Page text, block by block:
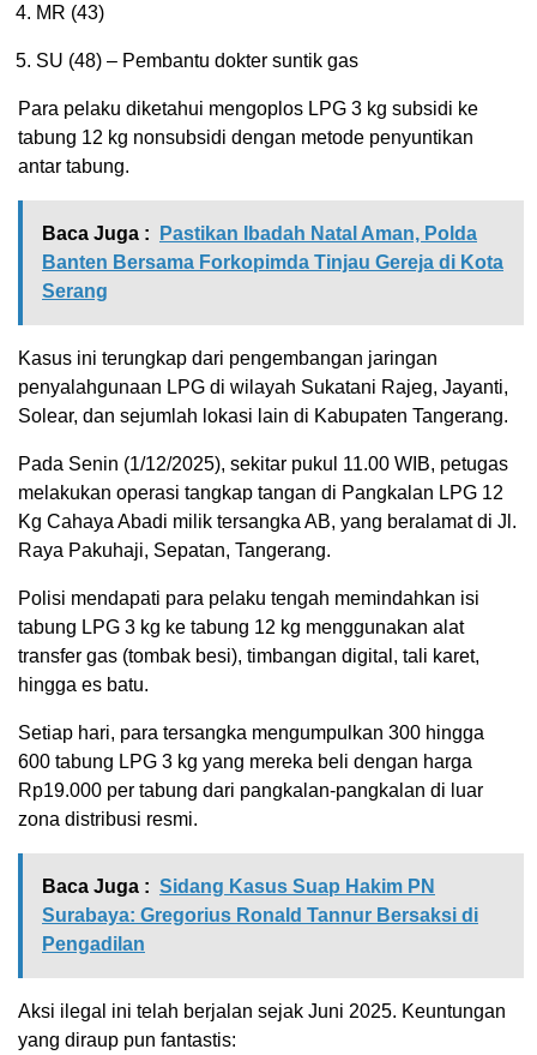
MR (43)
SU (48) – Pembantu dokter suntik gas
Para pelaku diketahui mengoplos LPG 3 kg subsidi ke
tabung 12 kg nonsubsidi dengan metode penyuntikan
antar tabung.
Baca Juga :
Pastikan Ibadah Natal Aman, Polda
Banten Bersama Forkopimda Tinjau Gereja di Kota
Serang
Kasus ini terungkap dari pengembangan jaringan
penyalahgunaan LPG di wilayah Sukatani Rajeg, Jayanti,
Solear, dan sejumlah lokasi lain di Kabupaten Tangerang.
Pada Senin (1/12/2025), sekitar pukul 11.00 WIB, petugas
melakukan operasi tangkap tangan di Pangkalan LPG 12
Kg Cahaya Abadi milik tersangka AB, yang beralamat di Jl.
Raya Pakuhaji, Sepatan, Tangerang.
Polisi mendapati para pelaku tengah memindahkan isi
tabung LPG 3 kg ke tabung 12 kg menggunakan alat
transfer gas (tombak besi), timbangan digital, tali karet,
hingga es batu.
Setiap hari, para tersangka mengumpulkan 300 hingga
600 tabung LPG 3 kg yang mereka beli dengan harga
Rp19.000 per tabung dari pangkalan-pangkalan di luar
zona distribusi resmi.
Baca Juga : Sidang Kasus Suap Hakim PN
Surabaya: Gregorius Ronald Tannur Bersaksi di
Pengadilan
Aksi ilegal ini telah berjalan sejak Juni 2025. Keuntungan
yang diraup pun fantastis: